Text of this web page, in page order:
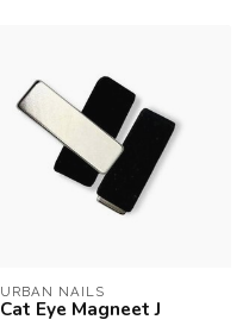
URBAN NAILS
Cat Eye Magneet J